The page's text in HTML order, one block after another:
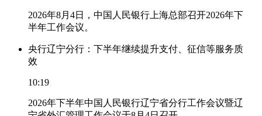
2026年8月4日，中国人民银行上海总部召开2026年下
半年工作会议。
央行辽宁分行：下半年继续提升支付、征信等服务质
效
10:19
2026年下半年中国人民银行辽宁省分行工作会议暨辽